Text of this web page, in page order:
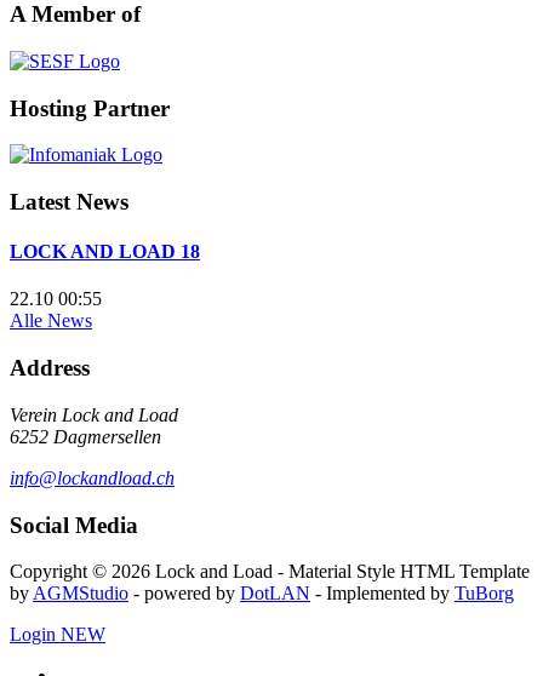
A Member of
Hosting Partner
Latest News
LOCK AND LOAD 18
22.10 00:55
Alle News
Address
Verein Lock and Load
6252 Dagmersellen
info@lockandload.ch
Social Media
Copyright © 2026 Lock and Load - Material Style HTML Template
by AGMStudio - powered by DotLAN - Implemented by TuBorg
Login NEW